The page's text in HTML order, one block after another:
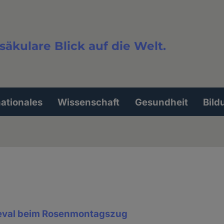
Blick auf die Welt.
Wissenschaft Gesundheit
beim Rosenmontagszug